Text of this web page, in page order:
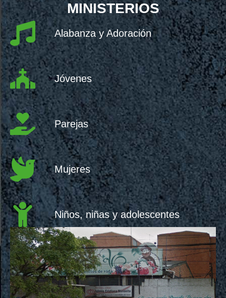
MINISTERIOS
Alabanza y Adoración
Jóvenes
Parejas
Mujeres
Niños, niñas y adolescentes